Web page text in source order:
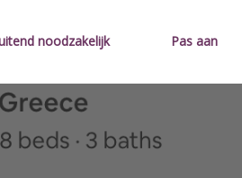
noodzakelijk Pas aan